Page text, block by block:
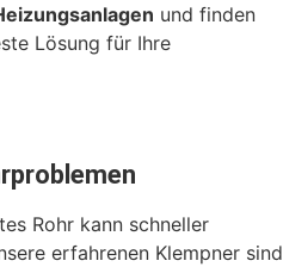
und finden
Lösung für Ihre
Rohr kann schneller
erfahrenen Klempner sind